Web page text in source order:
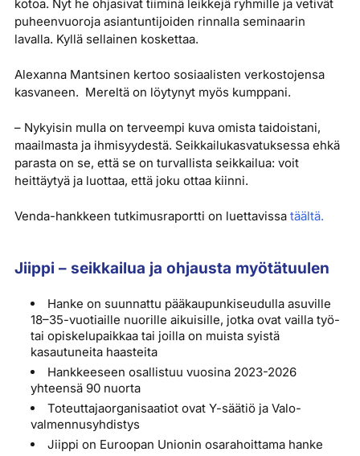
kotoa. Nyt he ohjasivat tiiminä leikkejä ryhmille ja vetivät
puheenvuoroja asiantuntijoiden rinnalla seminaarin
lavalla. Kyllä sellainen koskettaa.
Alexanna Mantsinen kertoo sosiaalisten verkostojensa
kasvaneen. Mereltä on löytynyt myös kumppani.
– Nykyisin mulla on terveempi kuva omista taidoistani,
maailmasta ja ihmisyydestä. Seikkailukasvatuksessa ehkä
parasta on se, että se on turvallista seikkailua: voit
heittäytyä ja luottaa, että joku ottaa kiinni.
Venda-hankkeen tutkimusraportti on luettavissa täältä.
Jiippi – seikkailua ja ohjausta myötätuulen
Hanke on suunnattu pääkaupunkiseudulla asuville
18–35-vuotiaille nuorille aikuisille, jotka ovat vailla työ-
tai opiskelupaikkaa tai joilla on muista syistä
kasautuneita haasteita
Hankkeeseen osallistuu vuosina 2023-2026
yhteensä 90 nuorta
Toteuttajaorganisaatiot ovat Y-säätiö ja Valo-
valmennusyhdistys
Jiippi on Euroopan Unionin osarahoittama hanke